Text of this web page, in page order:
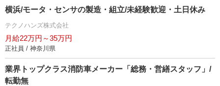
横浜/モータ・センサの製造・組立/未経験歓迎・土日休み
テクノハンズ株式会社
月給22万円～35万円
正社員 / 神奈川県
業界トップクラス消防車メーカー「総務・営繕スタッフ」/
転勤無